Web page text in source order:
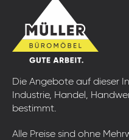
Die Angebote auf dieser
Industrie, Handel,
bestimmt.
Alle Preise sind ohne